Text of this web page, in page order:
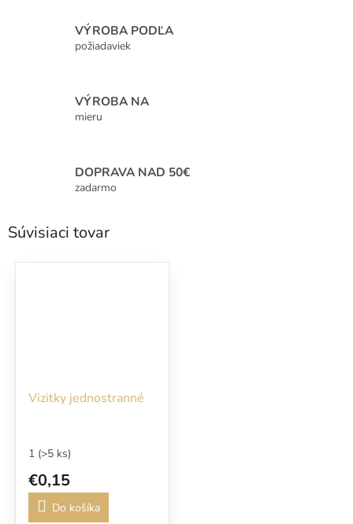
VÝROBA PODĽA
požiadaviek
VÝROBA NA
mieru
DOPRAVA NAD 50€
zadarmo
Súvisiaci tovar
Vizitky jednostranné
1 (>5 ks)
€0,15
Do košíka